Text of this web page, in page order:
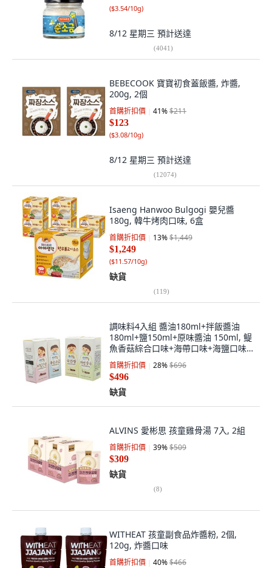
($3.54/10g)
8/12 星期三 預計送達
(4041)
BEBECOOK 寶寶初食蓋飯醬, 炸醬,
200g, 2個
首購折扣價 41%$211
$123
($3.08/10g)
8/12 星期三 預計送達
(12074)
Isaeng Hanwoo Bulgogi 嬰兒醬
180g, 韓牛烤肉口味, 6盒
首購折扣價 13%$1,449
$1,249
($11.57/10g)
缺貨
(119)
調味料4入組 醬油180ml+拌飯醬油
180ml+鹽150ml+原味醬油 150ml, 鳀
魚香菇綜合口味+海帶口味+海鹽口味
+鳀魚蝦綜合口味, 1組
首購折扣價 28%$696
$496
缺貨
ALVINS 愛彬思 孩童雞骨湯 7入, 2組
首購折扣價 39%$509
$309
缺貨
(8)
WITHEAT 孩童副食品炸醬粉, 2個,
120g, 炸醬口味
首購折扣價 40%$466